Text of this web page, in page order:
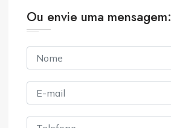
Ou envie uma mensagem: